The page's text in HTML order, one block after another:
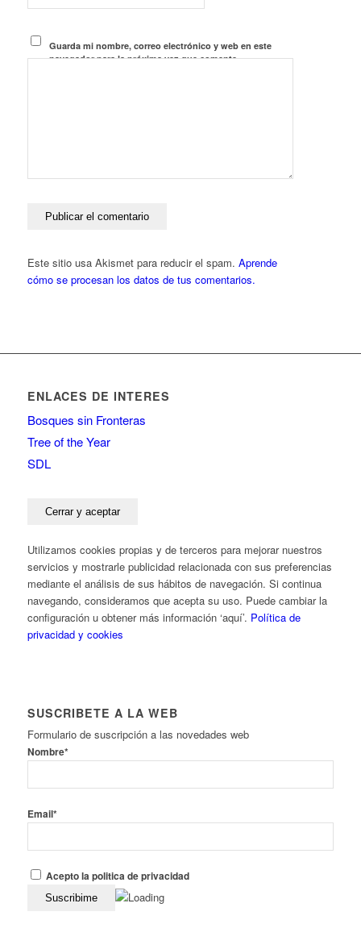
Guarda mi nombre, correo electrónico y web en este
navegador para la próxima vez que comente.
Este sitio usa Akismet para reducir el spam. Aprende
cómo se procesan los datos de tus comentarios.
ENLACES DE INTERES
Bosques sin Fronteras
Tree of the Year
SDL
Utilizamos cookies propias y de terceros para mejorar nuestros
servicios y mostrarle publicidad relacionada con sus preferencias
mediante el análisis de sus hábitos de navegación. Si continua
navegando, consideramos que acepta su uso. Puede cambiar la
configuración u obtener más información ‘aquí’. Política de
privacidad y cookies
SUSCRIBETE A LA WEB
Formulario de suscripción a las novedades web
Nombre*
Email*
Acepto la politica de privacidad